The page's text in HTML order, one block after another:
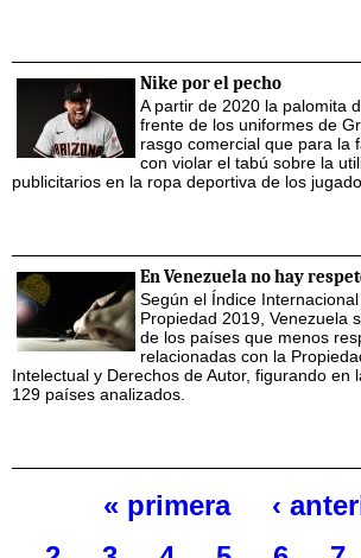
Nike por el pecho
A partir de 2020 la palomita
frente de los uniformes de
rasgo comercial que para la
con violar el tabú sobre la
publicitarios en la ropa deportiva de los
En Venezuela no hay
Según el Índice
Propiedad 2019, Venezuela
de los países que menos
relacionadas con la
Intelectual y Derechos de Autor, figurando en
129 países analizados.
Páginas
« primera ‹